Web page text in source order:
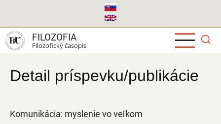
hlavný
obsah
FILOZOFIA
Filozofický časopis
Detail príspevku/publikácie
Komunikácia: myslenie vo veľkom